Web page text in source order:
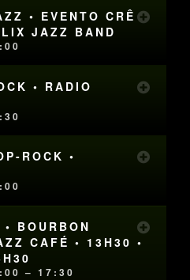
• EVENTO CRÊ
JAZZ BAND
• RADIO
ROCK •
BOURBON
CAFÉ • 13H30 •
– 17:30